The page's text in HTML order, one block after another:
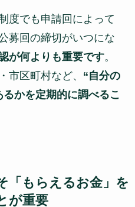
度でも申請回によって
募回の締切がいつにな
が何よりも重要です。
市区町村など、 “自分の
かを定期的に調べるこ
「もらえるお金」を
が重要